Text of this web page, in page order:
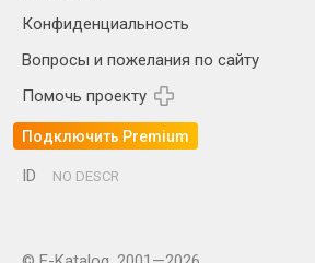
Конфиденциальность
Вопросы и пожелания по сайту
Помочь проекту
Подключить Premium
ID NO DESCR